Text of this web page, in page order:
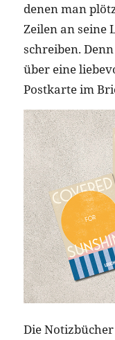
denen man
Zeilen an seine
schreiben.
über eine
Postkarte im
Die